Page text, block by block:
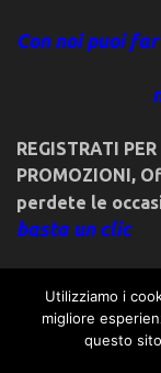
Con noi puoi
REGISTRATI
PROMOZIONI,
perdete le
basta un clic
© 2018friulivg.it. -
Utilizziamo i
migliore
questo